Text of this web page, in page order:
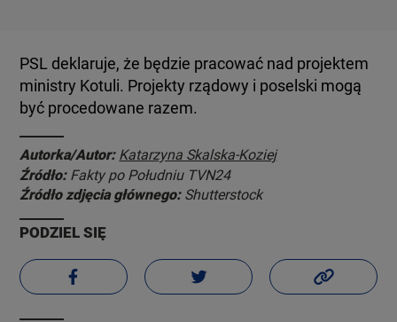
PSL deklaruje, że będzie pracować nad projektem
ministry Kotuli. Projekty rządowy i poselski mogą
być procedowane razem.
Autorka/Autor: Katarzyna Skalska-Koziej
Źródło: Fakty po Południu TVN24
Źródło zdjęcia głównego: Shutterstock
PODZIEL SIĘ